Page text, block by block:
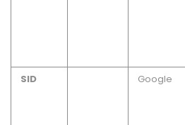
SID Google